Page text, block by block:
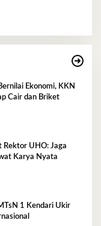
Ekonomi, KKN
Cair dan Briket
Rektor UHO: Jaga
Karya Nyata
1 Kendari Ukir